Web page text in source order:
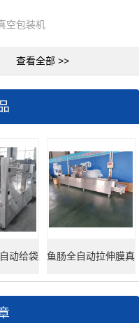
空包装机
查看全部 >>
动给袋 鱼肠全自动拉伸膜真